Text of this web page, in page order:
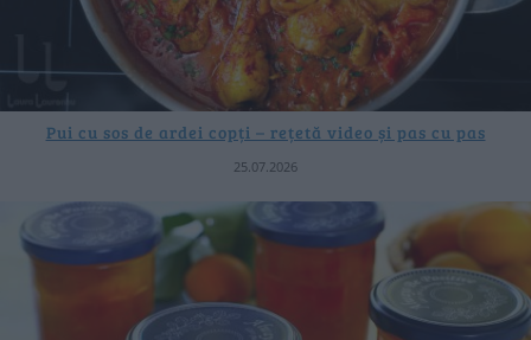
Pui cu sos de ardei copți – rețetă video și pas cu pas
25.07.2026